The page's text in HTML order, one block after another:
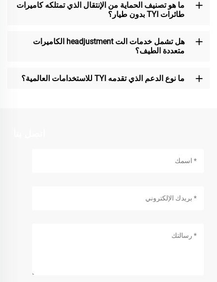
ما هو تصنيف الحماية من الإنتقال الذي تمتلكه كاميرات
طائرات TYI بدون طيار؟
هل تشمل خدمات الت headjustment الكاميرات
متعددة الطيف؟
ما نوع الدعم الذي تقدمه TYI للاستخدامات العالمية؟